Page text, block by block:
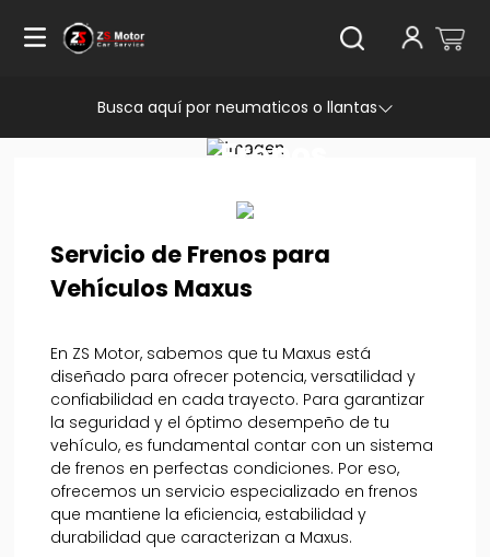
Busca aquí por neumaticos o llantas
Servicio
Frenos
Maxus
Servicio de Frenos para
Vehículos Maxus
En ZS Motor, sabemos que tu Maxus está
diseñado para ofrecer potencia, versatilidad y
confiabilidad en cada trayecto. Para garantizar
la seguridad y el óptimo desempeño de tu
vehículo, es fundamental contar con un sistema
de frenos en perfectas condiciones. Por eso,
ofrecemos un servicio especializado en frenos
que mantiene la eficiencia, estabilidad y
durabilidad que caracterizan a Maxus.